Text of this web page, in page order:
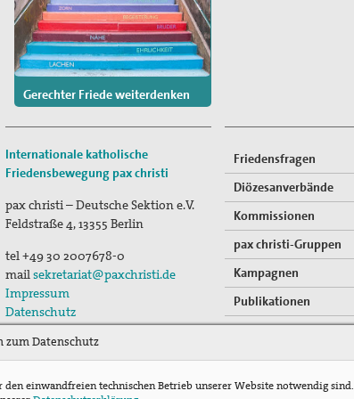
Gerechter Friede weiterdenken
Internationale katholische
Friedensbewegung pax christi
pax christi – Deutsche Sektion e.V.
Feldstraße 4,13355 Berlin
tel+49 30 2007678-0
mailsekretariat@paxchristi.de
Impressum
Datenschutz
Friedensfragen
Diözesanverbände
Kommissionen
pax christi-Gruppen
Kampagnen
Publikationen
zum Datenschutz
einwandfreien technischen Betrieb unserer Website notwendig sind.